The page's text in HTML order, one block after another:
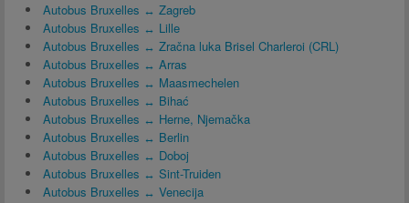
Autobus Bruxelles ↔ Zagreb
Autobus Bruxelles ↔ Lille
Autobus Bruxelles ↔ Zračna luka Brisel Charleroi (CRL)
Autobus Bruxelles ↔ Arras
Autobus Bruxelles ↔ Maasmechelen
Autobus Bruxelles ↔ Bihać
Autobus Bruxelles ↔ Herne, Njemačka
Autobus Bruxelles ↔ Berlin
Autobus Bruxelles ↔ Doboj
Autobus Bruxelles ↔ Sint-Truiden
Autobus Bruxelles ↔ Venecija